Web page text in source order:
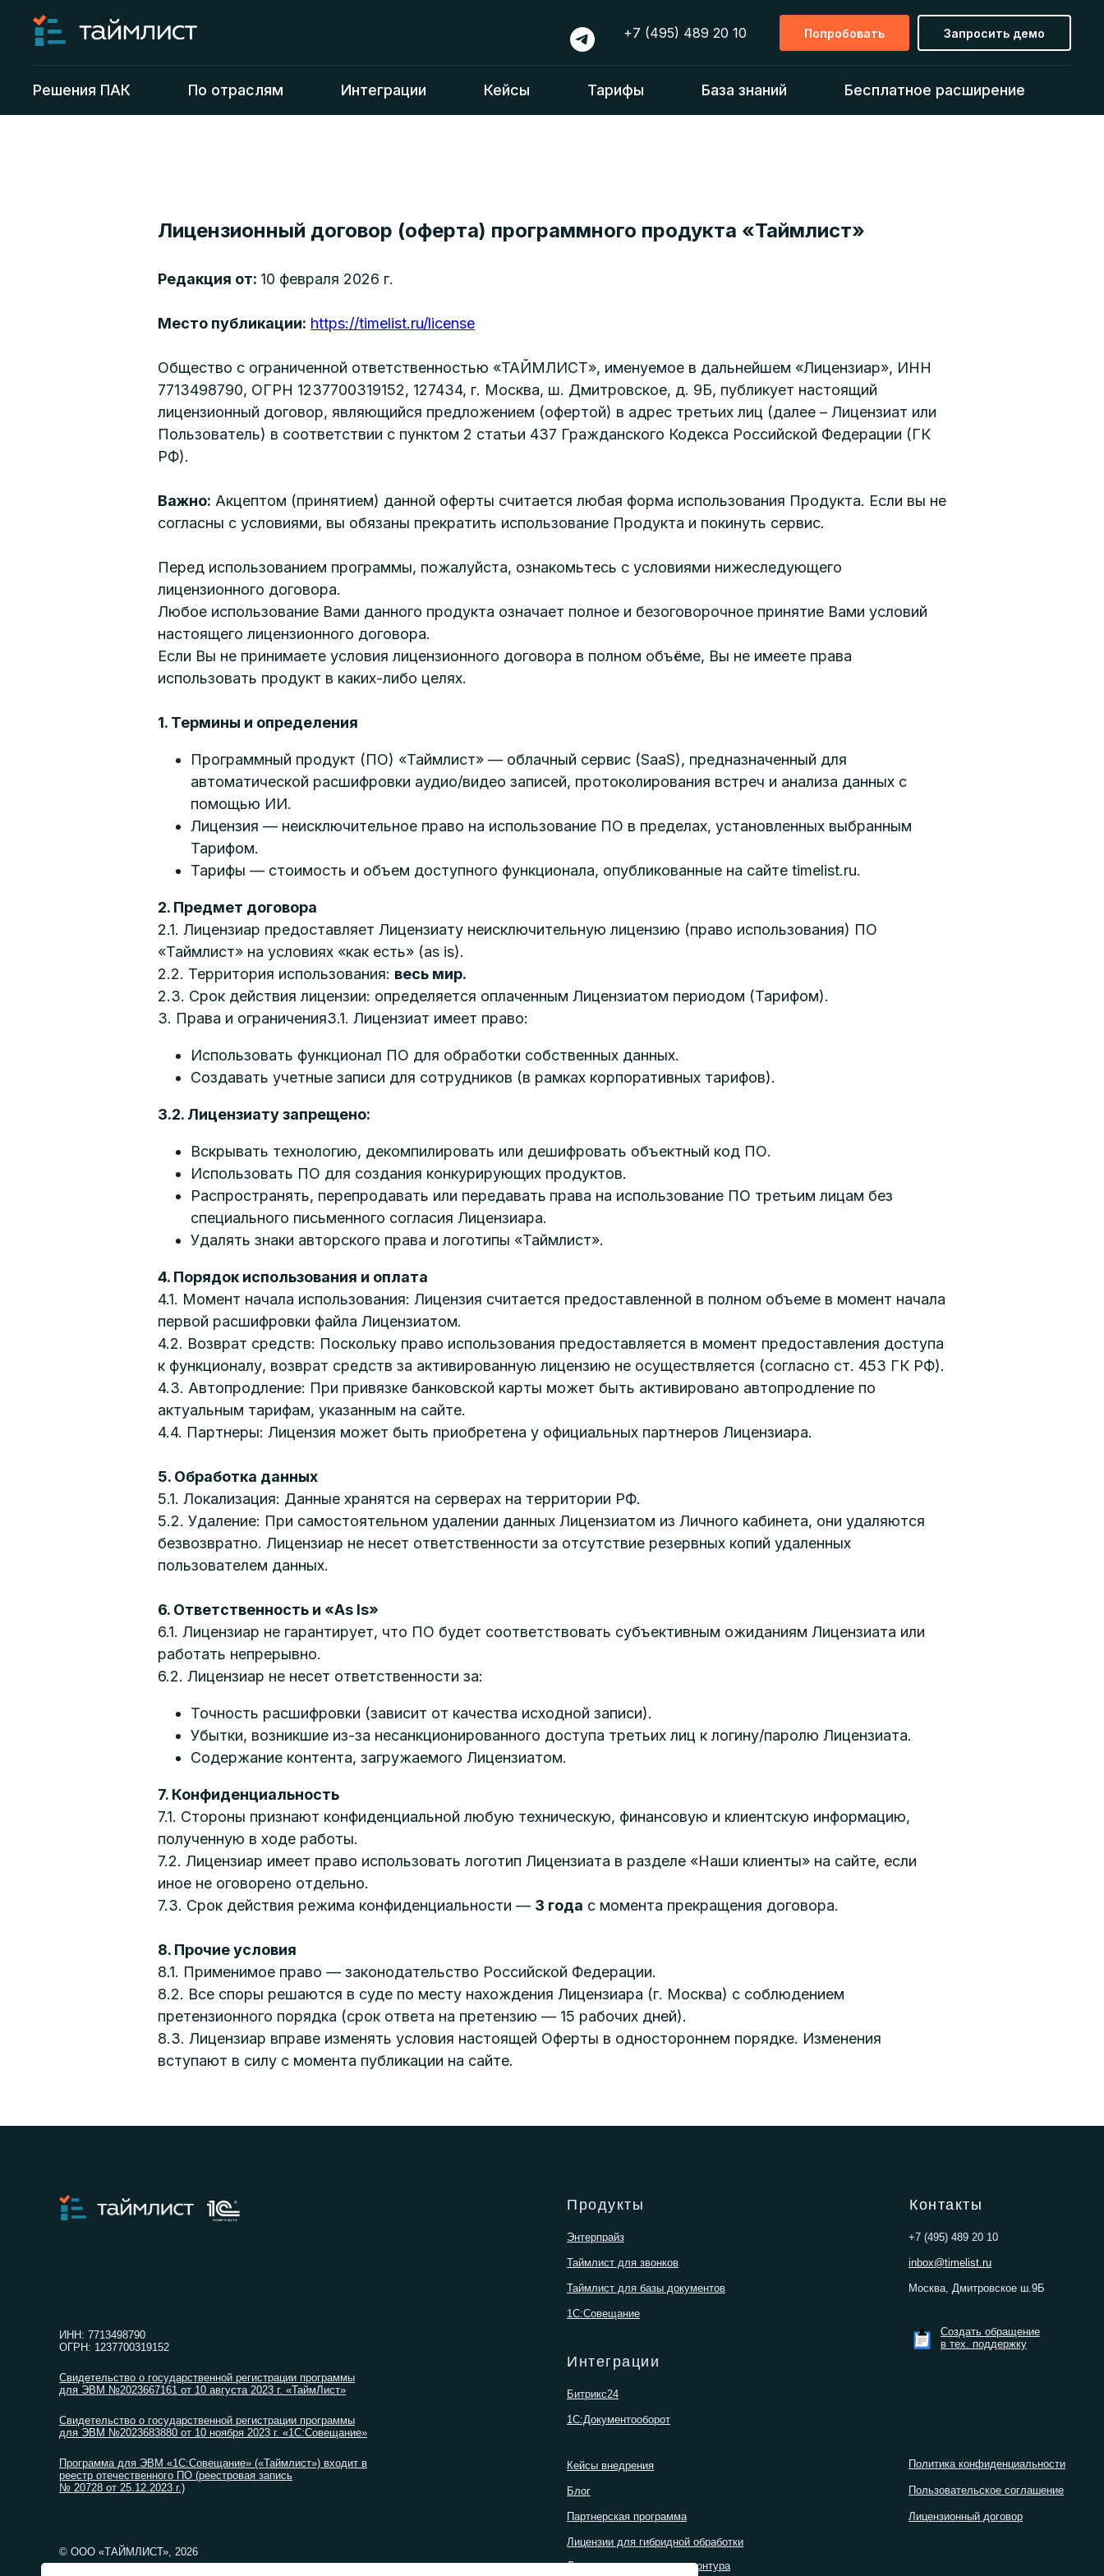
+7 (495) 489 20 10 Попробовать Запросить демо
Решения ПАК По отраслям Интеграции Кейсы Тарифы База знаний Бесплатное расширение
Лицензионный договор (оферта) программного продукта «Таймлист»
Редакция от: 10 февраля 2026 г.
Место публикации: https://timelist.ru/license
Общество с ограниченной ответственностью «ТАЙМЛИСТ», именуемое в дальнейшем «Лицензиар», ИНН
7713498790, ОГРН 1237700319152, 127434, г. Москва, ш. Дмитровское, д. 9Б, публикует настоящий
лицензионный договор, являющийся предложением (офертой) в адрес третьих лиц (далее – Лицензиат или
Пользователь) в соответствии с пунктом 2 статьи 437 Гражданского Кодекса Российской Федерации (ГК
РФ).
Важно: Акцептом (принятием) данной оферты считается любая форма использования Продукта. Если вы не
согласны с условиями, вы обязаны прекратить использование Продукта и покинуть сервис.
Перед использованием программы, пожалуйста, ознакомьтесь с условиями нижеследующего
лицензионного договора.
Любое использование Вами данного продукта означает полное и безоговорочное принятие Вами условий
настоящего лицензионного договора.
Если Вы не принимаете условия лицензионного договора в полном объёме, Вы не имеете права
использовать продукт в каких-либо целях.
1. Термины и определения
Программный продукт (ПО) «Таймлист» — облачный сервис (SaaS), предназначенный для
автоматической расшифровки аудио/видео записей, протоколирования встреч и анализа данных с
помощью ИИ.
Лицензия — неисключительное право на использование ПО в пределах, установленных выбранным
Тарифом.
Тарифы — стоимость и объем доступного функционала, опубликованные на сайте timelist.ru.
2. Предмет договора
2.1. Лицензиар предоставляет Лицензиату неисключительную лицензию (право использования) ПО
«Таймлист» на условиях «как есть» (as is).
2.2. Территория использования: весь мир.
2.3. Срок действия лицензии: определяется оплаченным Лицензиатом периодом (Тарифом).
3. Права и ограничения3.1. Лицензиат имеет право:
Использовать функционал ПО для обработки собственных данных.
Создавать учетные записи для сотрудников (в рамках корпоративных тарифов).
3.2. Лицензиату запрещено:
Вскрывать технологию, декомпилировать или дешифровать объектный код ПО.
Использовать ПО для создания конкурирующих продуктов.
Распространять, перепродавать или передавать права на использование ПО третьим лицам без
специального письменного согласия Лицензиара.
Удалять знаки авторского права и логотипы «Таймлист».
4. Порядок использования и оплата
4.1. Момент начала использования: Лицензия считается предоставленной в полном объеме в момент начала
первой расшифровки файла Лицензиатом.
4.2. Возврат средств: Поскольку право использования предоставляется в момент предоставления доступа
к функционалу, возврат средств за активированную лицензию не осуществляется (согласно ст. 453 ГК РФ).
4.3. Автопродление: При привязке банковской карты может быть активировано автопродление по
актуальным тарифам, указанным на сайте.
4.4. Партнеры: Лицензия может быть приобретена у официальных партнеров Лицензиара.
5. Обработка данных
5.1. Локализация: Данные хранятся на серверах на территории РФ.
5.2. Удаление: При самостоятельном удалении данных Лицензиатом из Личного кабинета, они удаляются
безвозвратно. Лицензиар не несет ответственности за отсутствие резервных копий удаленных
пользователем данных.
6. Ответственность и «As Is»
6.1. Лицензиар не гарантирует, что ПО будет соответствовать субъективным ожиданиям Лицензиата или
работать непрерывно.
6.2. Лицензиар не несет ответственности за:
Точность расшифровки (зависит от качества исходной записи).
Убытки, возникшие из-за несанкционированного доступа третьих лиц к логину/паролю Лицензиата.
Содержание контента, загружаемого Лицензиатом.
7. Конфиденциальность
7.1. Стороны признают конфиденциальной любую техническую, финансовую и клиентскую информацию,
полученную в ходе работы.
7.2. Лицензиар имеет право использовать логотип Лицензиата в разделе «Наши клиенты» на сайте, если
иное не оговорено отдельно.
7.3. Срок действия режима конфиденциальности — 3 года с момента прекращения договора.
8. Прочие условия
8.1. Применимое право — законодательство Российской Федерации.
8.2. Все споры решаются в суде по месту нахождения Лицензиара (г. Москва) с соблюдением
претензионного порядка (срок ответа на претензию — 15 рабочих дней).
8.3. Лицензиар вправе изменять условия настоящей Оферты в одностороннем порядке. Изменения
вступают в силу с момента публикации на сайте.
Политика конфиденциальности
Пользовательское соглашение
Лицензионный договор
Создать обращение
в тех. поддержку
Битрикс24
1С:Документооборот
Интеграции
ИНН: 7713498790
ОГРН: 1237700319152
Свидетельство о государственной регистрации программы
для ЭВМ №2023667161 от 10 августа 2023 г. «ТаймЛист»
Свидетельство о государственной регистрации программы
для ЭВМ №2023683880 от 10 ноября 2023 г. «1С:Совещание»
Программа для ЭВМ «1С:Совещание» («Таймлист») входит в
реестр отечественного ПО (реестровая запись
№ 20728 от 25.12.2023 г.)
Блог
Кейсы внедрения
Лицензии для гибридной обработки
Партнерская программа
Лицензии для закрытого контура
© ООО «ТАЙМЛИСТ», 2026
+7 (495) 489 20 10
inbox@timelist.ru
Москва, Дмитровское ш.9Б
Контакты
Таймлист для звонков
Энтерпрайз
1С:Совещание
Таймлист для базы документов
Продукты